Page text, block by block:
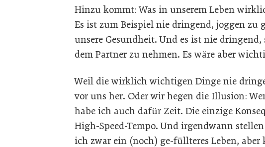
Hinzu kommt: Was in unserem Leben
Es ist zum Beispiel nie dringend, joggen zu
unsere Gesundheit. Und es ist nie
dem Partner zu nehmen. Es wäre aber
Weil die wirklich wichtigen Dinge nie
vor uns her. Oder wir hegen die Illusion:
habe ich auch dafür Zeit. Die einzige
High-Speed-Tempo. Und irgendwann
ich zwar ein (noch) ge-füllteres Leben, aber